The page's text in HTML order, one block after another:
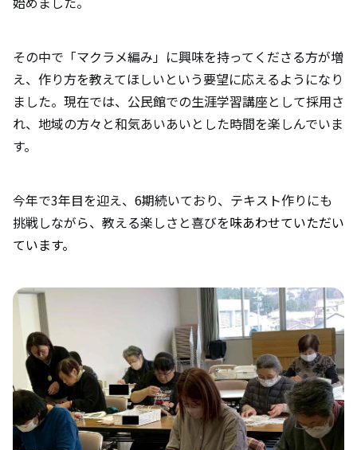
その中で「マクラメ編み」に興味を持ってくださる方が増
え、作り方を教えてほしいという要望に応えるようになり
ました。現在では、公民館での生涯学習講座として採用さ
れ、地域の方々と和気あいあいとした時間を楽しんでいま
す。
今年で3年目を迎え、6期続いており、テキスト作りにも
挑戦しながら、教える楽しさと喜びを味あわせていただい
ています。